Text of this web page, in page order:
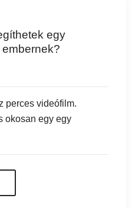
egy
perces videófilm.
okosan egy egy